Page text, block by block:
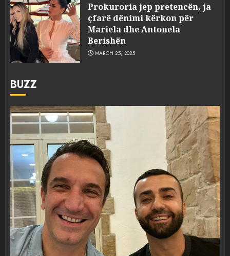
Prokuroria jep pretencën, ja
çfarë dënimi kërkon për
Mariela dhe Antonela
Berishën
MARCH 25, 2025
BUZZ